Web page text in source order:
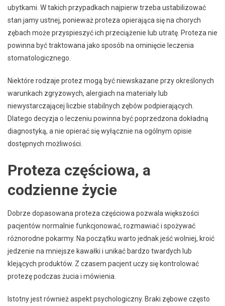
ubytkami. W takich przypadkach najpierw trzeba ustabilizować
stan jamy ustnej, ponieważ proteza opierająca się na chorych
zębach może przyspieszyć ich przeciążenie lub utratę. Proteza nie
powinna być traktowana jako sposób na ominięcie leczenia
stomatologicznego.
Niektóre rodzaje protez mogą być niewskazane przy określonych
warunkach zgryzowych, alergiach na materiały lub
niewystarczającej liczbie stabilnych zębów podpierających.
Dlatego decyzja o leczeniu powinna być poprzedzona dokładną
diagnostyką, a nie opierać się wyłącznie na ogólnym opisie
dostępnych możliwości.
Proteza częściowa, a
codzienne życie
Dobrze dopasowana proteza częściowa pozwala większości
pacjentów normalnie funkcjonować, rozmawiać i spożywać
różnorodne pokarmy. Na początku warto jednak jeść wolniej, kroić
jedzenie na mniejsze kawałki i unikać bardzo twardych lub
klejących produktów. Z czasem pacjent uczy się kontrolować
protezę podczas żucia i mówienia.
Istotny jest również aspekt psychologiczny. Braki zębowe często